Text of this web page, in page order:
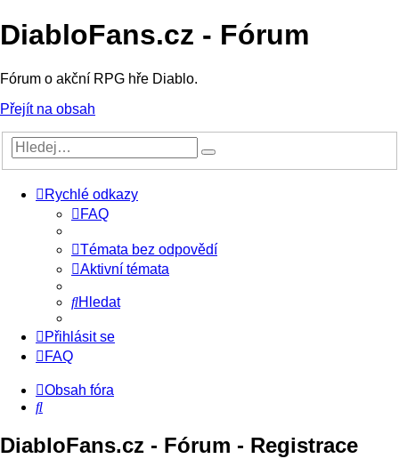
DiabloFans.cz - Fórum
Fórum o akční RPG hře Diablo.
Přejít na obsah
Rychlé odkazy
FAQ
Témata bez odpovědí
Aktivní témata
Hledat
Přihlásit se
FAQ
Obsah fóra
Hledat
DiabloFans.cz - Fórum - Registrace